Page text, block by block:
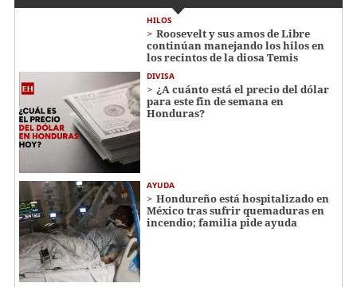
HILOS
Roosevelt y sus amos de Libre
continúan manejando los hilos en
los recintos de la diosa Temis
DIVISA
¿A cuánto está el precio del dólar
para este fin de semana en
Honduras?
AYUDA
Hondureño está hospitalizado en
México tras sufrir quemaduras en
incendio; familia pide ayuda